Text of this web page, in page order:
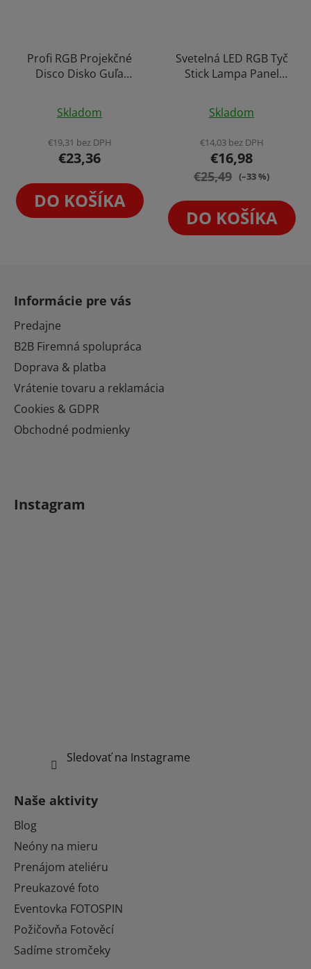
Profi RGB Projekčné
Disco Disko Guľa
Synchronizácia
Skladom
€19,31 bez DPH
€23,36
DO KOŠÍKA
Svetelná LED RGB Tyč
Stick Lampa Panel
hodnotenie
produktu
je
4,3
5
hviezdičiek.
Skladom
€14,03 bez DPH
€16,98
€25,49 (–33 %)
DO KOŠÍKA
Informácie pre vás
Predajne
B2B Firemná spolupráca
Doprava & platba
Vrátenie tovaru a reklamácia
Cookies & GDPR
Obchodné podmienky
Instagram
Sledovať na Instagrame
Naše aktivity
Blog
Neóny na mieru
Prenájom ateliéru
Preukazové foto
Eventovka FOTOSPIN
Požičovňa Fotověcí
Sadíme stromčeky